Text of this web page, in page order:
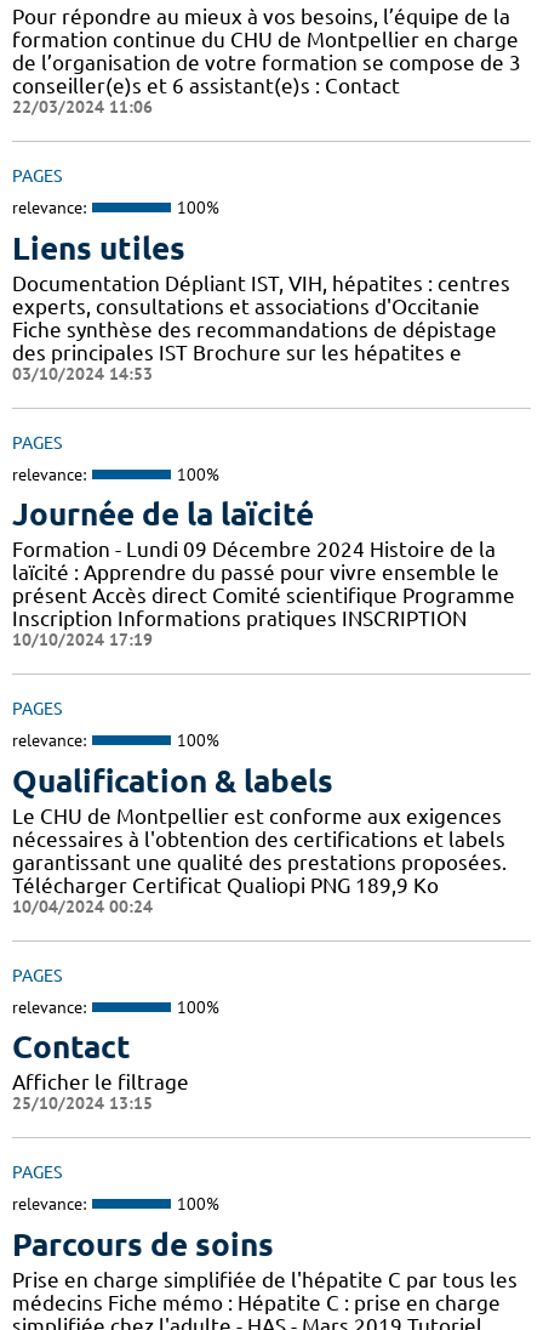
Pour répondre au mieux à vos besoins, l’équipe de la
formation continue du CHU de Montpellier en charge
de l’organisation de votre formation se compose de 3
conseiller(e)s et 6 assistant(e)s : Contact
22/03/2024 11:06
PAGES
relevance: 100%
Liens utiles
Documentation Dépliant IST, VIH, hépatites : centres
experts, consultations et associations d'Occitanie
Fiche synthèse des recommandations de dépistage
des principales IST Brochure sur les hépatites e
03/10/2024 14:53
PAGES
relevance: 100%
Journée de la laïcité
Formation - Lundi 09 Décembre 2024 Histoire de la
laïcité : Apprendre du passé pour vivre ensemble le
présent Accès direct Comité scientifique Programme
Inscription Informations pratiques ​INSCRIPTION
10/10/2024 17:19
PAGES
relevance: 100%
Qualification & labels
Le CHU de Montpellier est conforme aux exigences
nécessaires à l'obtention des certifications et labels
garantissant une qualité des prestations proposées.
Télécharger Certificat Qualiopi PNG 189,9 Ko
10/04/2024 00:24
PAGES
relevance: 100%
Contact
Afficher le filtrage
25/10/2024 13:15
PAGES
relevance: 100%
Parcours de soins
Prise en charge simplifiée de l'hépatite C par tous les
médecins Fiche mémo : Hépatite C : prise en charge